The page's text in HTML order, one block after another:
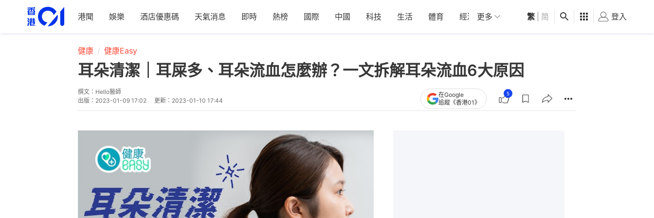
港聞 娛樂 酒店優惠碼 天氣消息 即時 熱榜 國際 中國 科技 生活 體育 經濟 01深圳 觀點 健康 好食玩飛
更多 繁 简 登入
健康 健康Easy
耳朵清潔｜耳屎多、耳朵流血怎麼辦？一文拆解耳朵流血6大原因
撰文： Hello醫師
出版： 2023-01-09 17:02 更新： 2023-01-10 17:44
在Google
追蹤《香港01》
5